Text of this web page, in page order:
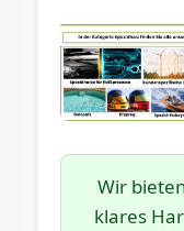
Wir bieten
klares